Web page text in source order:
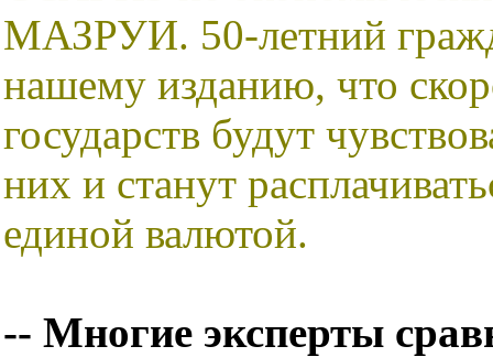
МАЗРУИ. 50-летний
нашему изданию, что
государств будут
них и станут
единой валютой.
-- Многие эксперты